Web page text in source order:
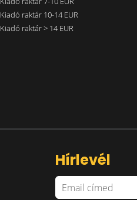
Kiadó raktár 10-14 EUR
Kiadó raktár > 14 EUR
Hírlevél